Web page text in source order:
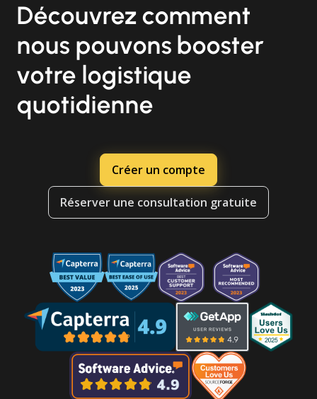
Découvrez comment
nous pouvons booster
votre logistique
quotidienne
Créer un compte
Réserver une consultation gratuite